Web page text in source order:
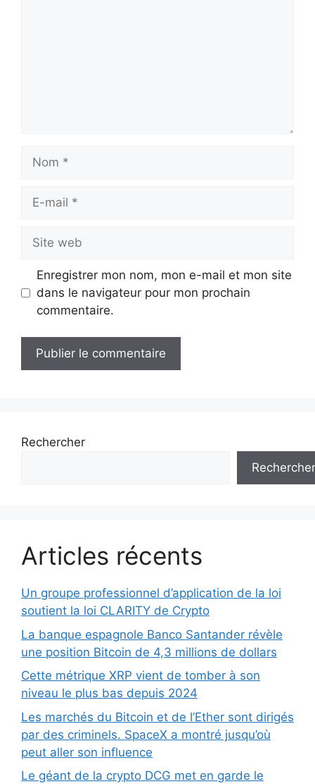
mail
web
Enregistrer mon nom, mon e-mail et mon site
dans le navigateur pour mon prochain
commentaire.
Rechercher
Rechercher
Articles récents
Un groupe professionnel d’application de la loi
soutient la loi CLARITY de Crypto
La banque espagnole Banco Santander révèle
une position Bitcoin de 4,3 millions de dollars
Cette métrique XRP vient de tomber à son
niveau le plus bas depuis 2024
Les marchés du Bitcoin et de l’Ether sont dirigés
par des criminels. SpaceX a montré jusqu’où
peut aller son influence
Le géant de la crypto DCG met en garde le